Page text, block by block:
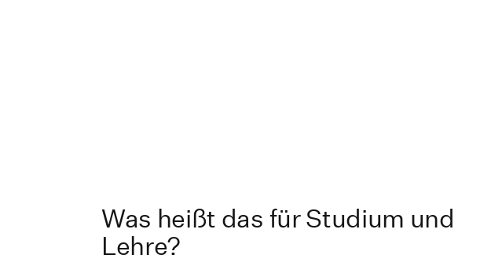
Was heißt das für Studium und
Lehre?